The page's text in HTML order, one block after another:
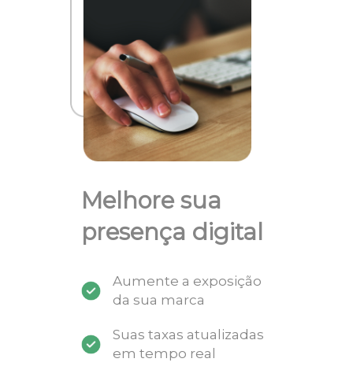
Melhore sua
presença digital
Aumente a exposição
da sua marca
Suas taxas atualizadas
em tempo real